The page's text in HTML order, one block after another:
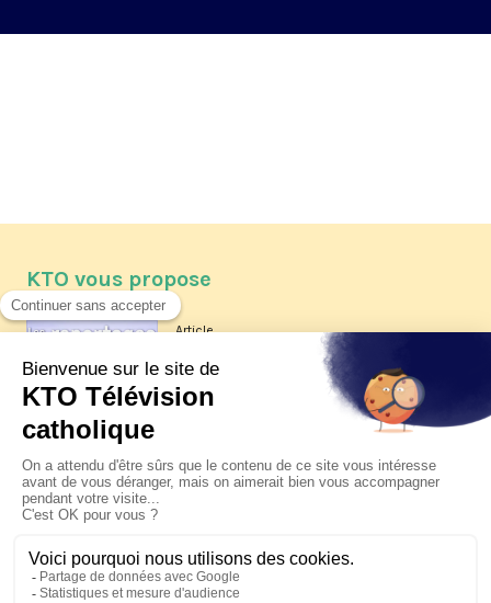
KTO vous propose
Article
Les reportages d'été 2026 de KTO
La visite pastorale du pape Léon
XIV à Assise à suivre sur KTO le
jeudi 6 août
Le pape en Uruguay, Argentine et
Pérou du 6 au 17 novembre 2026